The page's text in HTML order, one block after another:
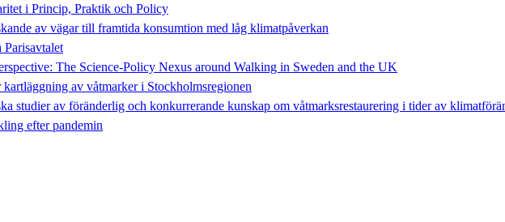
i Princip, Praktik och Policy
av vägar till framtida konsumtion med låg klimatpåverkan
The Science-Policy Nexus around Walking in Sweden and the UK
av våtmarker i Stockholmsregionen
studier av föränderlig och konkurrerande kunskap om våtmarksrestaurering i tider av
efter pandemin